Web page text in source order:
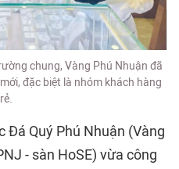
chung, Vàng Phú Nhuận đã
đặc biệt là nhóm khách hàng
Đá Quý Phú Nhuận (Vàng
- sàn HoSE) vừa công